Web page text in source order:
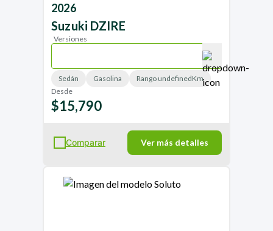
2026
Suzuki DZIRE
Versiones
Sedán Gasolina
Rango undefinedKm
Desde
$15,790
Comparar Ver más detalles